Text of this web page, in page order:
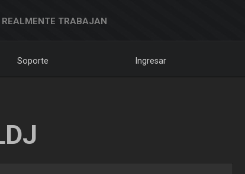
REALMENTE TRABAJAN
Soporte Ingresar